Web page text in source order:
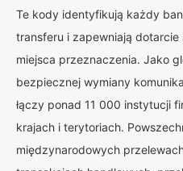
Te kody identyfikują każdy
transferu i zapewniają dotarcie
miejsca przeznaczenia. Jako
bezpiecznej wymiany
łączy ponad 11 000 instytucji
krajach i terytoriach.
międzynarodowych